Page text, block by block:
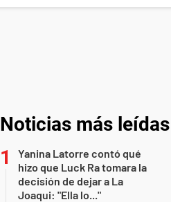
Noticias más leídas
Yanina Latorre contó qué
hizo que Luck Ra tomara la
decisión de dejar a La
Joaqui: "Ella lo..."